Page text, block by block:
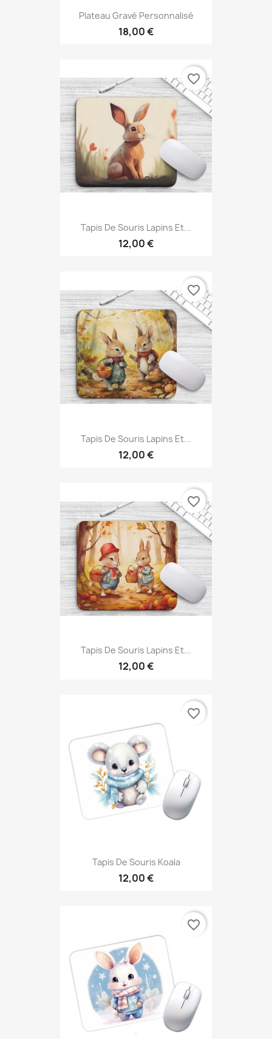
Plateau Gravé Personnalisé
18,00 €
Tapis De Souris Lapins Et...
12,00 €
favorite_border
Tapis De Souris Lapins Et...
12,00 €
favorite_border
Tapis De Souris Lapins Et...
12,00 €
favorite_border
Tapis De Souris Koala
12,00 €
favorite_border
favorite_border